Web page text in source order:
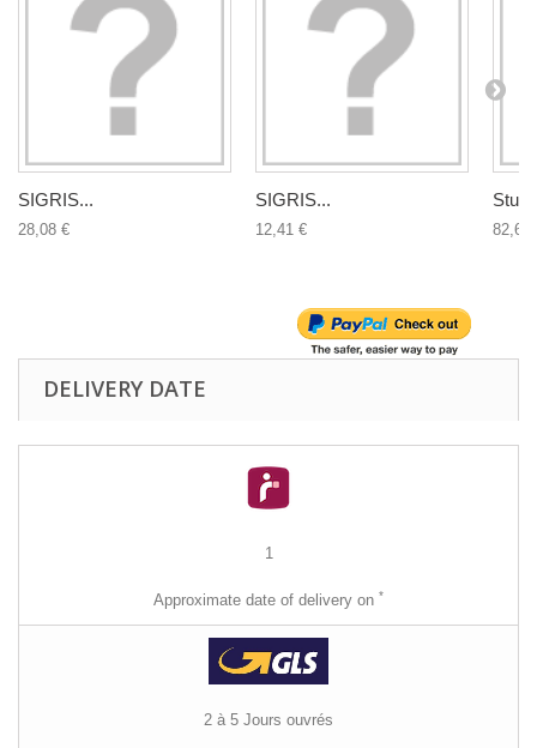
SIGRIS...
28,08 €
SIGRIS...
12,41 € 82,63
DELIVERY DATE
1
Approximate date of delivery on *
2 à 5 Jours ouvrés